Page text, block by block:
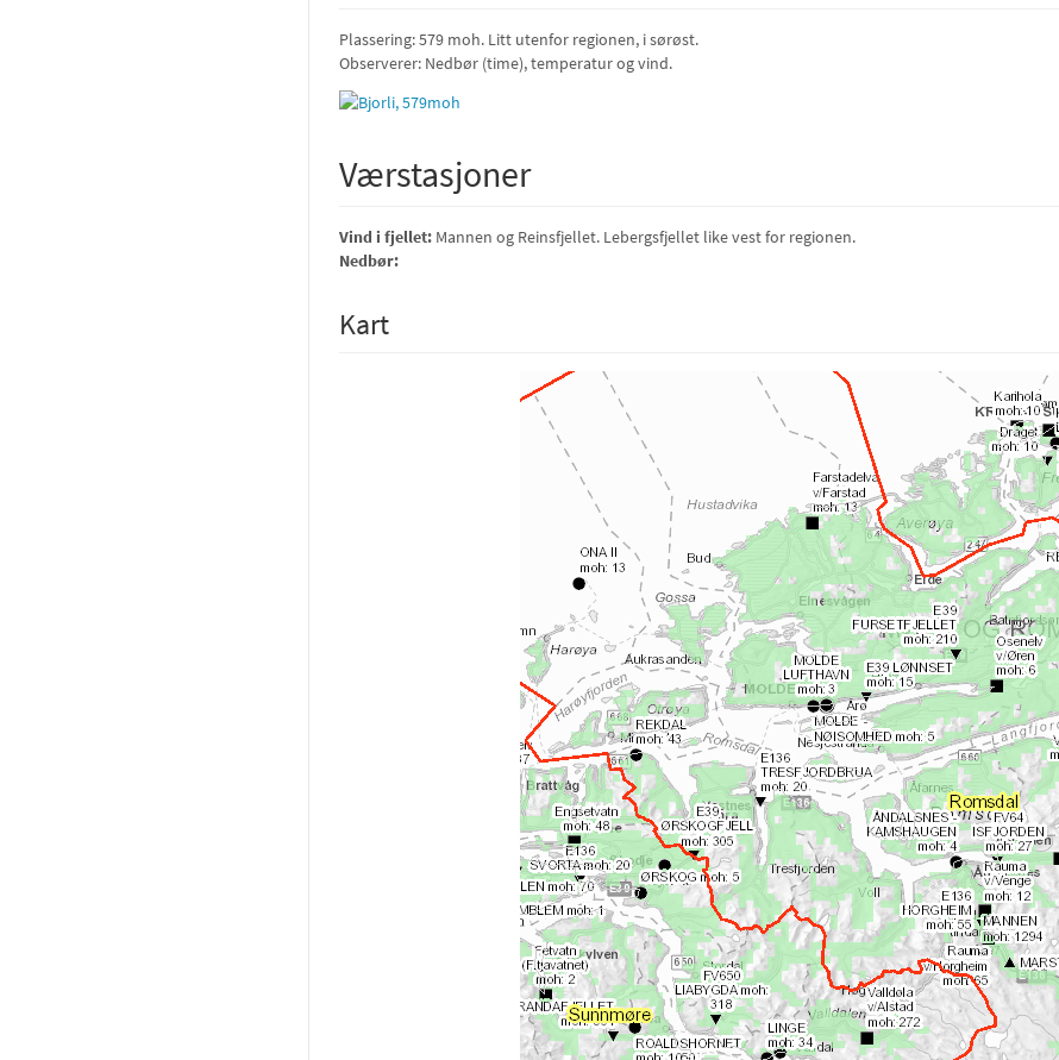
Plassering: 579 moh. Litt utenfor regionen, i sørøst.
Observerer: Nedbør (time), temperatur og vind.
Værstasjoner
Vind i fjellet: Mannen og Reinsfjellet. Lebergsfjellet like vest for regionen.
Nedbør:
Kart